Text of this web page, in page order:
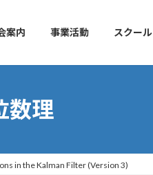
案内 事業活動 スクール
数理
in the Kalman Filter (Version 3)